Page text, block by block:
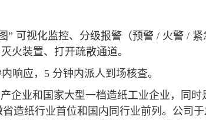
可视化监控、分级报警（预警 / 火警 /
火装置、打开疏散通道。
响应，5 分钟内派人到场核查。
企业和国家大型一档造纸工业企业，同
造纸行业首位和国内同行业前列。公司